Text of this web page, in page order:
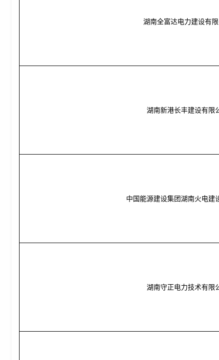
湖南全富达电力建设有
湖南新港长丰建设有限
中国能源建设集团湖南火电建
湖南守正电力技术有限